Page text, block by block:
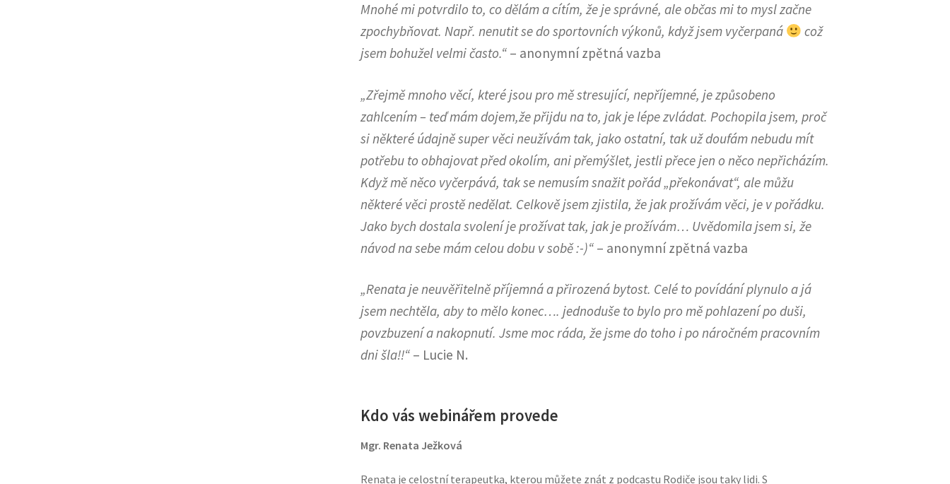
Mnohé mi potvrdilo to, co dělám a cítím, že je správné, ale občas mi to mysl začne
zpochybňovat. Např. nenutit se do sportovních výkonů, když jsem vyčerpaná
což
jsem bohužel velmi často.“ – anonymní zpětná vazba
„Zřejmě mnoho věcí, které jsou pro mě stresující, nepříjemné, je způsobeno
zahlcením – teď mám dojem,že přijdu na to, jak je lépe zvládat. Pochopila jsem, proč
si některé údajně super věci neužívám tak, jako ostatní, tak už doufám nebudu mít
potřebu to obhajovat před okolím, ani přemýšlet, jestli přece jen o něco nepřicházím.
Když mě něco vyčerpává, tak se nemusím snažit pořád „překonávat“, ale můžu
některé věci prostě nedělat. Celkově jsem zjistila, že jak prožívám věci, je v pořádku.
Jako bych dostala svolení je prožívat tak, jak je prožívám… Uvědomila jsem si, že
návod na sebe mám celou dobu v sobě :-)“ – anonymní zpětná vazba
„Renata je neuvěřitelně příjemná a přirozená bytost. Celé to povídání plynulo a já
jsem nechtěla, aby to mělo konec…. jednoduše to bylo pro mě pohlazení po duši,
povzbuzení a nakopnutí. Jsme moc ráda, že jsme do toho i po náročném pracovním
dni šla!!“ – Lucie N.
Kdo vás webinářem provede
Mgr. Renata Ježková
Renata je celostní terapeutka, kterou můžete znát z podcastu Rodiče jsou taky lidi. S